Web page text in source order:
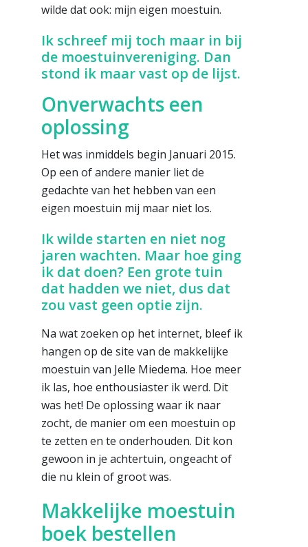
wilde dat ook: mijn eigen moestuin.
Ik schreef mij toch maar in bij
de moestuinvereniging. Dan
stond ik maar vast op de lijst.
Onverwachts een
oplossing
Het was inmiddels begin Januari 2015.
Op een of andere manier liet de
gedachte van het hebben van een
eigen moestuin mij maar niet los.
Ik wilde starten en niet nog
jaren wachten. Maar hoe ging
ik dat doen? Een grote tuin
dat hadden we niet, dus dat
zou vast geen optie zijn.
Na wat zoeken op het internet, bleef ik
hangen op de site van de makkelijke
moestuin van Jelle Miedema. Hoe meer
ik las, hoe enthousiaster ik werd. Dit
was het! De oplossing waar ik naar
zocht, de manier om een moestuin op
te zetten en te onderhouden. Dit kon
gewoon in je achtertuin, ongeacht of
die nu klein of groot was.
Makkelijke moestuin
boek bestellen